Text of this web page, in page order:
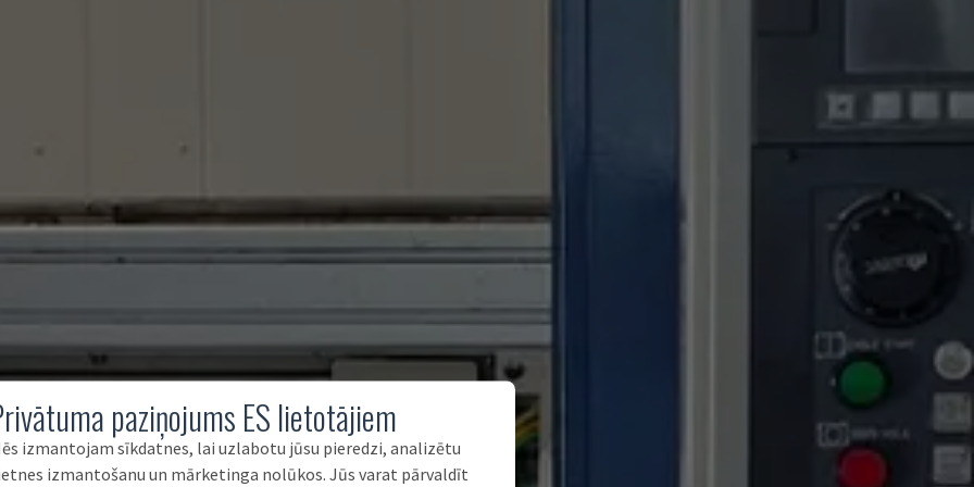
paziņojums ES lietotājiem
izmantojam sīkdatnes, lai uzlabotu jūsu pieredzi, analizētu
izmantošanu un mārketinga nolūkos. Jūs varat pārvaldīt